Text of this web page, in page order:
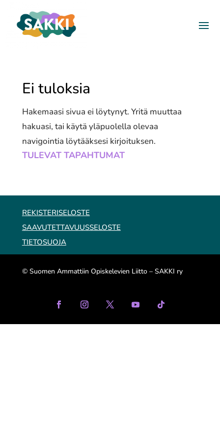
Ei tuloksia
Hakemaasi sivua ei löytynyt. Yritä muuttaa
hakuasi, tai käytä yläpuolella olevaa
navigointia löytääksesi kirjoituksen.
TULEVAT TAPAHTUMAT
REKISTERISELOSTE
SAAVUTETTAVUUSSELOSTE
TIETOSUOJA
© Suomen Ammattiin Opiskelevien Liitto – SAKKI ry